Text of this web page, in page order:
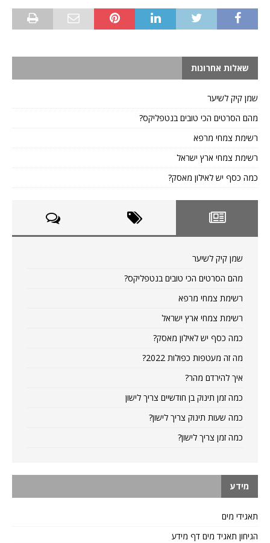
שאלות אחרונות
שמן קיק לשיער
מהם הסרטים הכי טובים בנטפליקס?
רשימת צמחי מרפא
רשימת צמחי ארץ ישראל
כמה כסף יש לאילון מאסק?
שמן קיק לשיער
מהם הסרטים הכי טובים בנטפליקס?
רשימת צמחי מרפא
רשימת צמחי ארץ ישראל
כמה כסף יש לאילון מאסק?
מה זה מעטפות כפולות 2022?
איך להירדם מהר?
כמה זמן תינוק בן חודשיים צריך לישון
כמה שעות תינוק צריך לישון?
כמה זמן צריך לישון?
מידע
תאגידי מים
הגיחון תאגיד מים דף מידע